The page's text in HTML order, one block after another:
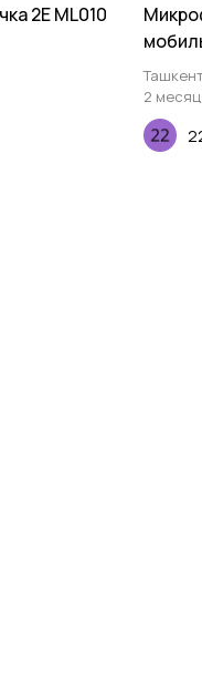
2E ML010
Vlog
2